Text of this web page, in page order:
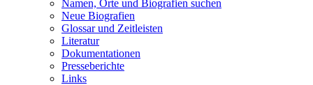
Namen, Orte und Biografien suchen
Neue Biografien
Glossar und Zeitleisten
Literatur
Dokumentationen
Presseberichte
Links